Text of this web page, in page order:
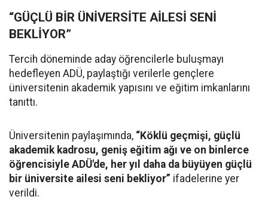
“GÜÇLÜ BİR ÜNİVERSİTE AİLESİ SENİ
BEKLİYOR”
Tercih döneminde aday öğrencilerle buluşmayı
hedefleyen ADÜ, paylaştığı verilerle gençlere
üniversitenin akademik yapısını ve eğitim imkanlarını
tanıttı.
Üniversitenin paylaşımında, “Köklü geçmişi, güçlü
akademik kadrosu, geniş eğitim ağı ve on binlerce
öğrencisiyle ADÜ'de, her yıl daha da büyüyen güçlü
bir üniversite ailesi seni bekliyor” ifadelerine yer
verildi.